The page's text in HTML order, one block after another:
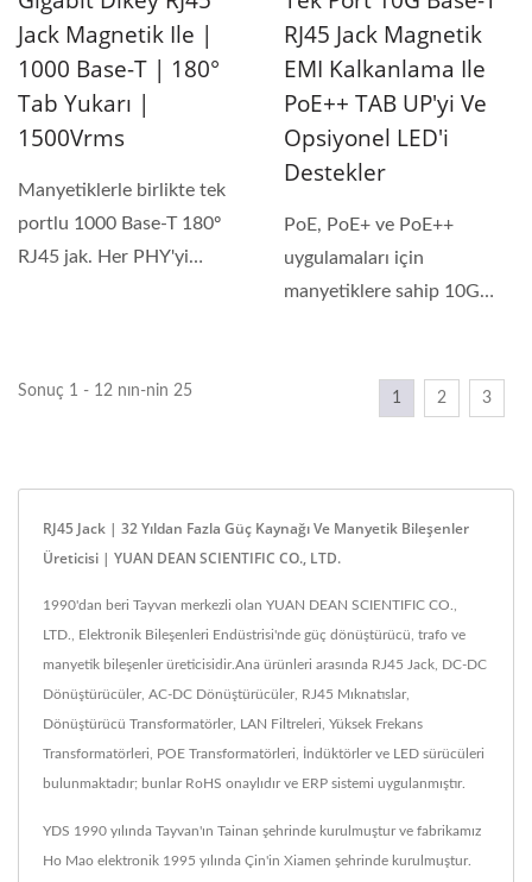
Jack Magnetik Ile |
1000 Base-T | 180°
Tab Yukarı |
1500Vrms
Manyetiklerle birlikte tek
portlu 1000 Base-T 180º
RJ45 jak. Her PHY'yi
RJ45 Jack Magnetik
EMI Kalkanlama Ile
PoE++ TAB UP'yi Ve
Opsiyonel LED'i
Destekler
PoE, PoE+ ve PoE++
uygulamaları için
manyetiklere sahip 10G
Sonuç 1 - 12 nın-nin 25 1 2 3
RJ45 Jack | 32 Yıldan Fazla Güç Kaynağı Ve Manyetik Bileşenler
Üreticisi | YUAN DEAN SCIENTIFIC CO., LTD.
1990'dan beri Tayvan merkezli olan YUAN DEAN SCIENTIFIC CO.,
LTD., Elektronik Bileşenleri Endüstrisi'nde güç dönüştürücü, trafo ve
manyetik bileşenler üreticisidir.Ana ürünleri arasında RJ45 Jack, DC-DC
Dönüştürücüler, AC-DC Dönüştürücüler, RJ45 Mıknatıslar,
Dönüştürücü Transformatörler, LAN Filtreleri, Yüksek Frekans
Transformatörleri, POE Transformatörleri, İndüktörler ve LED sürücüleri
bulunmaktadır; bunlar RoHS onaylıdır ve ERP sistemi uygulanmıştır.
YDS 1990 yılında Tayvan'ın Tainan şehrinde kurulmuştur ve fabrikamız
Ho Mao elektronik 1995 yılında Çin'in Xiamen şehrinde kurulmuştur.